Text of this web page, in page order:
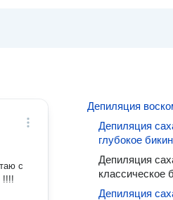
Депиляция
Депиляция
глубокое
Депиляция
классическое
Депиляция